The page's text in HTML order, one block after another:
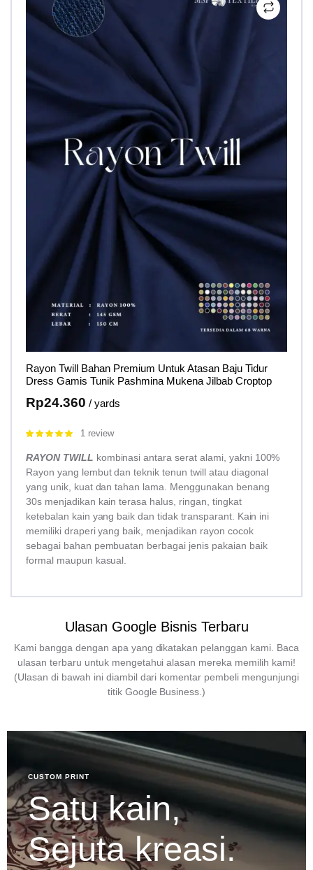
Rayon Twill Bahan Premium Untuk Atasan Baju Tidur
Dress Gamis Tunik Pashmina Mukena Jilbab Croptop
Rp24.360 / yards
Rated
1 review
RAYON TWILL kombinasi antara serat alami, yakni 100%
Rayon yang lembut dan teknik tenun twill atau diagonal
yang unik, kuat dan tahan lama. Menggunakan benang
30s menjadikan kain terasa halus, ringan, tingkat
ketebalan kain yang baik dan tidak transparant. Kain ini
memiliki draperi yang baik, menjadikan rayon cocok
sebagai bahan pembuatan berbagai jenis pakaian baik
formal maupun kasual.
Ulasan Google Bisnis Terbaru
Kami bangga dengan apa yang dikatakan pelanggan kami. Baca
ulasan terbaru untuk mengetahui alasan mereka memilih kami!
(Ulasan di bawah ini diambil dari komentar pembeli mengunjungi
titik Google Business.)
CUSTOM PRINT
Satu kain,
Sejuta kreasi.